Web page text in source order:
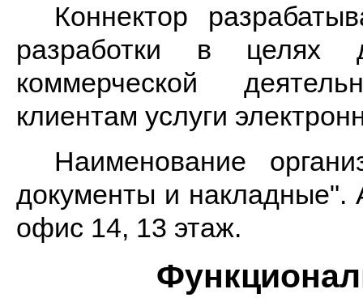
Коннектор
разработки в целях
коммерческой
клиентам услуги
Наименование
документы и накладные".
офис 14, 13 этаж.